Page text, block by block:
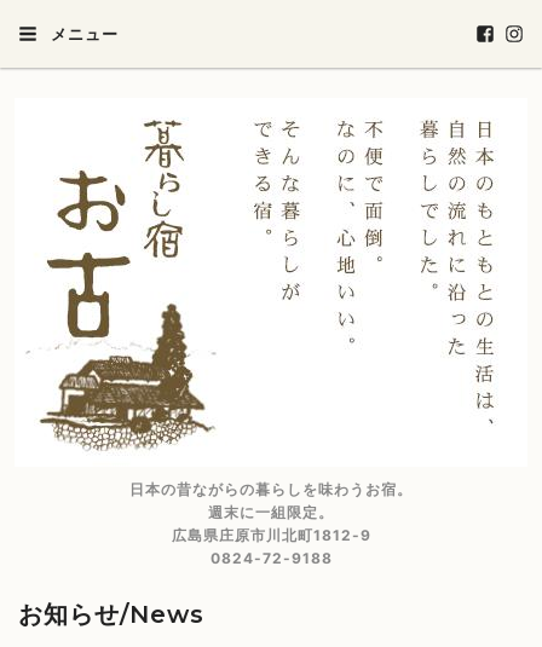
メニュー
日本の昔ながらの暮らしを味わうお宿。
週末に一組限定。
広島県庄原市川北町1812-9
0824-72-9188
お知らせ/News